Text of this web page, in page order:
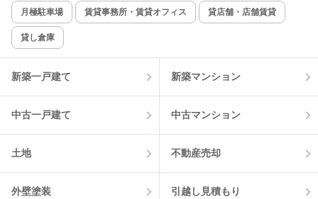
新着のみ インターネット無料
該当件数:
物件一覧に反映
月極駐車場 賃貸事務所・賃貸オフィス 貸店舗・店舗賃貸
貸し倉庫
新築一戸建て 新築マンション
中古一戸建て 中古マンション
土地 不動産売却
外壁塗装 引越し見積もり